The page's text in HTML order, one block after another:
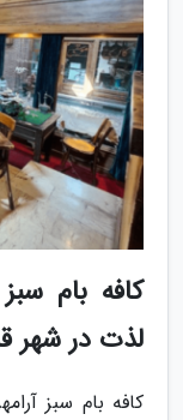
کافه بام
لذت در شهر
کافه بام سبز